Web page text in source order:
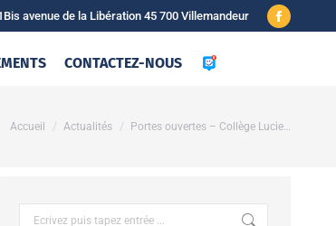
avenue de la Libération 45 700 Villemandeur
Facebook
new
CONTACTEZ-NOUS
Vous êtes ici :
Accueil Actualités Portes ouvertes – Collège Lucie…